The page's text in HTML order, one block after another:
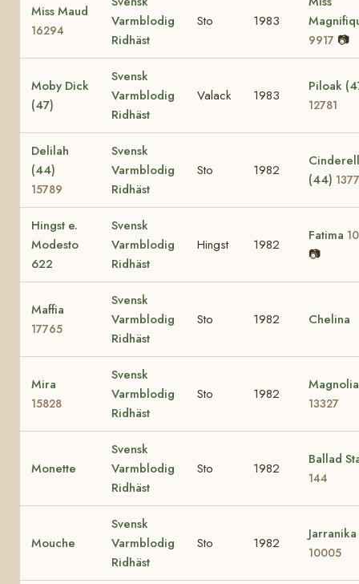
Miss Maud
16294
Varmblodig
Ridhäst
Sto 1983
9917 📷
Moby Dick
(47)
Svensk
Varmblodig
Ridhäst
Valack 1983
Piloak
12781
Delilah
(44)
15789
Svensk
Varmblodig
Ridhäst
Sto 1982
(44)
Hingst e.
Modesto
622
Svensk
Varmblodig
Ridhäst
Hingst 1982
Fatima
📷
Maffia
17765
Svensk
Varmblodig
Ridhäst
Sto 1982 Chelina
Mira
15828
Svensk
Varmblodig
Ridhäst
Sto 1982
Magnolia
13327
Monette
Svensk
Varmblodig
Ridhäst
Sto 1982
Ballad
144
Mouche
Svensk
Varmblodig
Ridhäst
Sto 1982
Jarranika
10005